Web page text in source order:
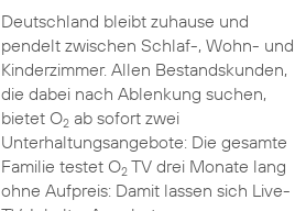
Deutschland bleibt zuhause und
pendelt zwischen Schlaf-, Wohn- und
Kinderzimmer. Allen Bestandskunden,
die dabei nach Ablenkung suchen,
bietet O2ab sofort zwei
Unterhaltungsangebote: Die gesamte
Familie testet O2TV drei Monate lang
ohne Aufpreis: Damit lassen sich Live-